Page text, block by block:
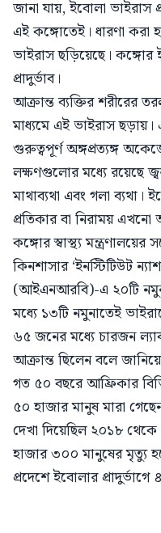
জানা যায়, ইবোলা ভাইরাস
এই কঙ্গোতেই। ধারণা করা
ভাইরাস ছড়িয়েছে।
প্রাদুর্ভাব।
আক্রান্ত ব্যক্তির শরীরের
মাধ্যমে এই ভাইরাস
গুরুত্বপূর্ণ অঙ্গপ্রত্যঙ্গ
লক্ষণগুলোর মধ্যে রয়েছে
মাথাব্যথা এবং গলা ব্যথা।
প্রতিকার বা নিরাময় এখনো
কঙ্গোর স্বাস্থ্য
কিনশাসার ‘ইনস্টিটিউট
(আইএনআরবি)-এ ২০টি
মধ্যে ১৩টি নমুনাতেই
৬৫ জনের মধ্যে চারজন
আক্রান্ত ছিলেন বলে
গত ৫০ বছরে আফ্রিকার
৫০ হাজার মানুষ মারা
দেখা দিয়েছিল ২০১৮
হাজার ৩০০ মানুষের মৃত্যু
প্রদেশে ইবোলার